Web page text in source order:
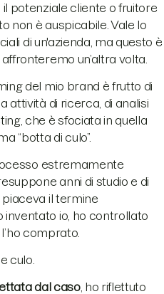
potenziale cliente o fruitore
non è auspicabile. Vale lo
di un'azienda, ma questo è
un’altra volta.
del mio brand è frutto di
attività di ricerca, di analisi
che è sfociata in quella
“botta di culo”.
estremamente
anni di studio e di
il termine
inventato io, ho controllato
comprato.
culo.
dal caso, ho riflettuto